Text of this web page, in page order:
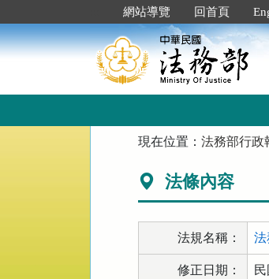
到
主
要
網站導覽 回首頁
現在位置：法務部行政
法條內容
法規名稱： 法
修正日期：